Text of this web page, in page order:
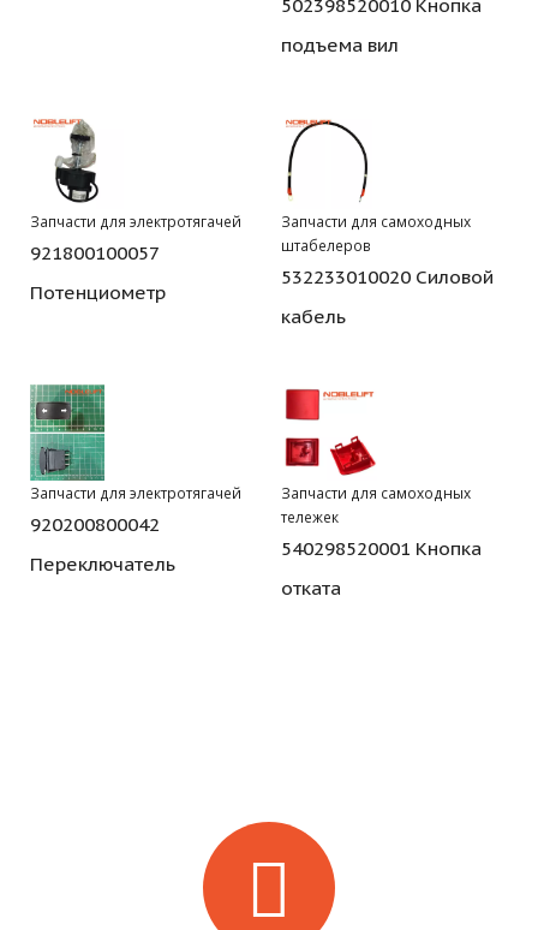
502398520010 Кнопка
подъема вил
Запчасти для электротягачей
921800100057
Потенциометр
Запчасти для самоходных
штабелеров
532233010020 Силовой
кабель
Запчасти для электротягачей
920200800042
Переключатель
Запчасти для самоходных
тележек
540298520001 Кнопка
отката